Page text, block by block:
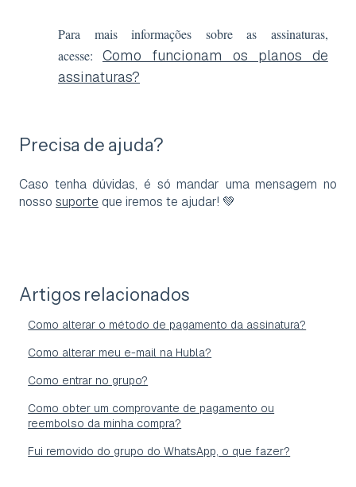
Para mais informações sobre as assinaturas,
acesse:
Como funcionam os planos de
assinaturas?
Precisa de ajuda?
Caso tenha dúvidas, é só mandar uma mensagem no
nosso suporte que iremos te ajudar! 💚
Artigos relacionados
Como alterar o método de pagamento da assinatura?
Como alterar meu e-mail na Hubla?
Como entrar no grupo?
Como obter um comprovante de pagamento ou
reembolso da minha compra?
Fui removido do grupo do WhatsApp, o que fazer?